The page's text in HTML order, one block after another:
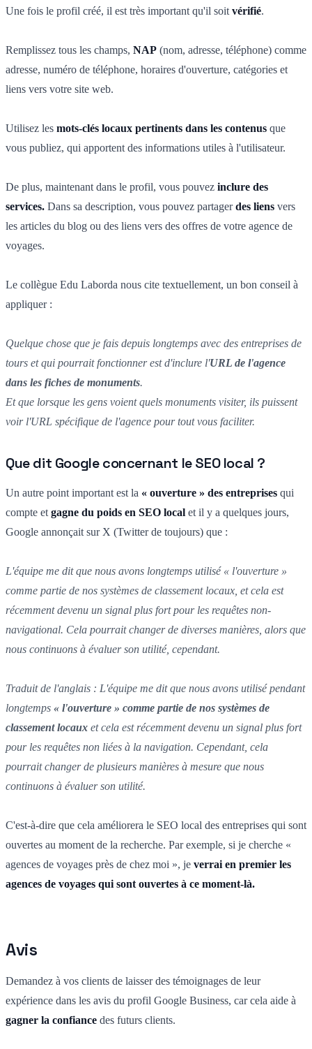
Une fois le profil créé, il est très important qu'il soit vérifié.
Remplissez tous les champs, NAP (nom, adresse, téléphone) comme
adresse, numéro de téléphone, horaires d'ouverture, catégories et
liens vers votre site web.
Utilisez les mots-clés locaux pertinents dans les contenus que
vous publiez, qui apportent des informations utiles à l'utilisateur.
De plus, maintenant dans le profil, vous pouvez inclure des
services. Dans sa description, vous pouvez partagerdes liens vers
les articles du blog ou des liens vers des offres de votre agence de
voyages.
Le collègue Edu Laborda nous cite textuellement, un bon conseil à
appliquer :
Quelque chose que je fais depuis longtemps avec des entreprises de
tours et qui pourrait fonctionner est d'inclure l'URL de l'agence
dans les fiches de monuments.
Et que lorsque les gens voient quels monuments visiter, ils puissent
voir l'URL spécifique de l'agence pour tout vous faciliter.
Que dit Google concernant le SEO local ?
Un autre point important est la « ouverture » des entreprises qui
compte et gagne du poids en SEO local et il y a quelques jours,
Google annonçait sur X (Twitter de toujours) que :
L'équipe me dit que nous avons longtemps utilisé « l'ouverture »
comme partie de nos systèmes de classement locaux, et cela est
récemment devenu un signal plus fort pour les requêtes non-
navigational. Cela pourrait changer de diverses manières, alors que
nous continuons à évaluer son utilité, cependant.
Traduit de l'anglais : L'équipe me dit que nous avons utilisé pendant
longtemps « l'ouverture » comme partie de nos systèmes de
classement locaux et cela est récemment devenu un signal plus fort
pour les requêtes non liées à la navigation. Cependant, cela
pourrait changer de plusieurs manières à mesure que nous
continuons à évaluer son utilité.
C'est-à-dire que cela améliorera le SEO local des entreprises qui sont
ouvertes au moment de la recherche. Par exemple, si je cherche «
agences de voyages près de chez moi », je verrai en premier les
agences de voyages qui sont ouvertes à ce moment-là.
Avis
Demandez à vos clients de laisser des témoignages de leur
expérience dans les avis du profil Google Business, car cela aide à
gagner la confiance des futurs clients.